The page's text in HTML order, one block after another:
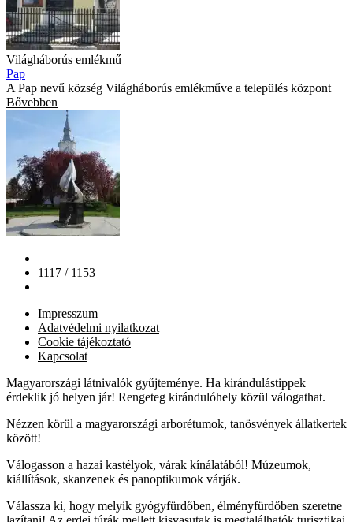
Világháborús emlékmű
Pap
A Pap nevű község Világháborús emlékműve a település központ
Bővebben
1117 / 1153
Impresszum
Adatvédelmi nyilatkozat
Cookie tájékoztató
Kapcsolat
Magyarországi látnivalók gyűjteménye. Ha kirándulástippek
érdeklik jó helyen jár! Rengeteg kirándulóhely közül válogathat.
Nézzen körül a magyarországi arborétumok, tanösvények állatkertek
között!
Válogasson a hazai kastélyok, várak kínálatából! Múzeumok,
kiállítások, skanzenek és panoptikumok várják.
Válassza ki, hogy melyik gyógyfürdőben, élményfürdőben szeretne